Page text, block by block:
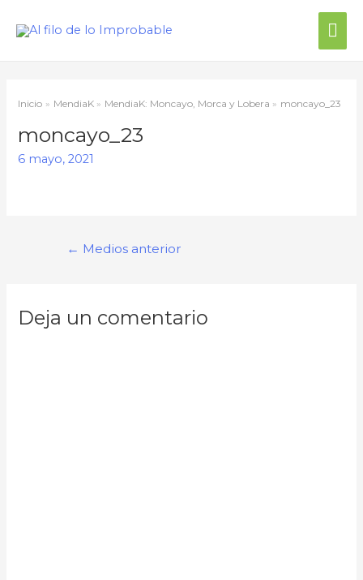
Inicio MendiaK MendiaK: Moncayo, Morca y Lobera moncayo_23
moncayo_23
6 mayo, 2021
← Medios anterior
Deja un comentario